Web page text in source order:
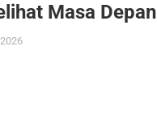
Masa Depan